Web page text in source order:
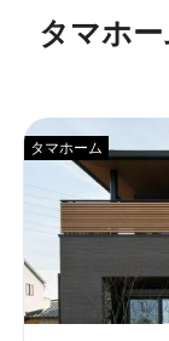
タマホ
タマホーム